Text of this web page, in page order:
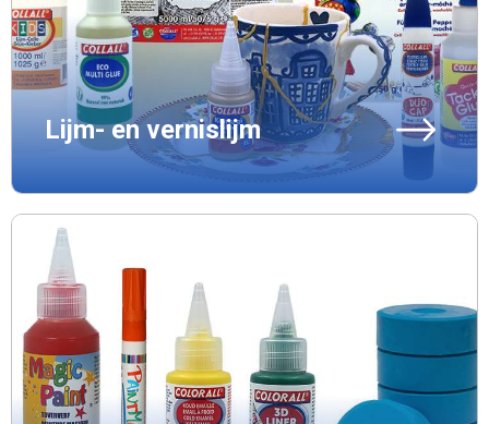
Lijm- en vernislijm